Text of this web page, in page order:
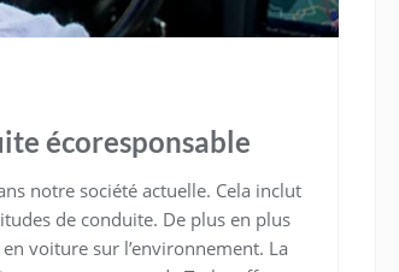
écoresponsable
notre société actuelle. Cela inclut
de conduite. De plus en plus
voiture sur l’environnement. La